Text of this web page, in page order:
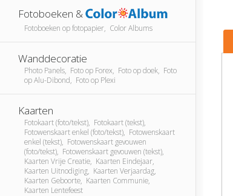
Fotoboeken &
Fotoboeken op fotopapier, Color Albums
Wanddecoratie
Photo Panels, Foto op Forex, Foto op doek, Foto
op Alu-Dibond, Foto op Plexi
Kaarten
Fotokaart (foto/tekst), Fotokaart (tekst),
Fotowenskaart enkel (foto/tekst), Fotowenskaart
enkel (tekst), Fotowenskaart gevouwen
(foto/tekst), Fotowenskaart gevouwen (tekst),
Kaarten Vrije Creatie, Kaarten Eindejaar,
Kaarten Uitnodiging, Kaarten Verjaardag,
Kaarten Geboorte, Kaarten Communie,
Kaarten Lentefeest